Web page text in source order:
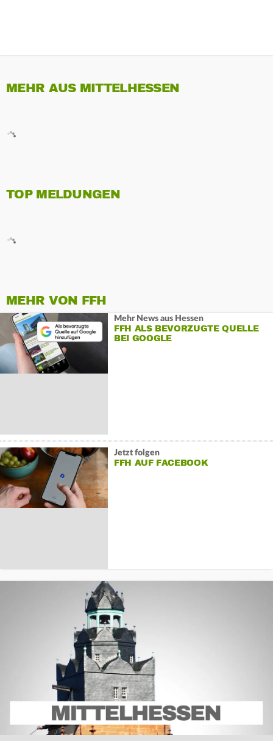
MEHR AUS MITTELHESSEN
TOP MELDUNGEN
MEHR VON FFH
Mehr News aus Hessen
FFH ALS BEVORZUGTE QUELLE
BEI GOOGLE
Jetzt folgen
FFH AUF FACEBOOK